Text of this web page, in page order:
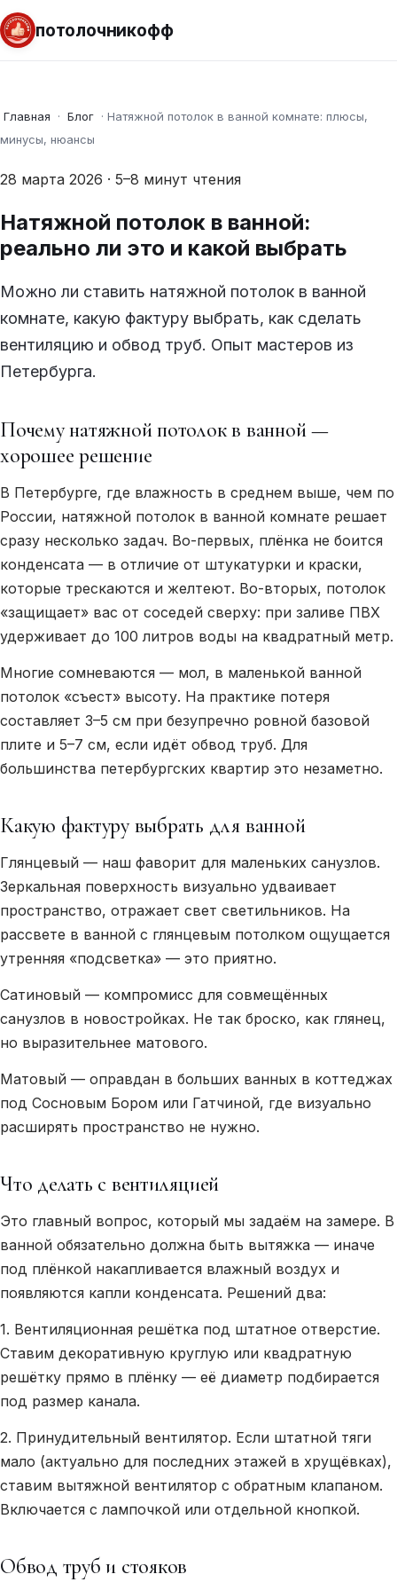
потолочникофф
Главная · Блог · Натяжной потолок в ванной комнате: плюсы,
минусы, нюансы
28 марта 2026 · 5–8 минут чтения
Натяжной потолок в ванной:
реально ли это и какой выбрать
Можно ли ставить натяжной потолок в ванной
комнате, какую фактуру выбрать, как сделать
вентиляцию и обвод труб. Опыт мастеров из
Петербурга.
Почему натяжной потолок в ванной —
хорошее решение
В Петербурге, где влажность в среднем выше, чем по
России, натяжной потолок в ванной комнате решает
сразу несколько задач. Во-первых, плёнка не боится
конденсата — в отличие от штукатурки и краски,
которые трескаются и желтеют. Во-вторых, потолок
«защищает» вас от соседей сверху: при заливе ПВХ
удерживает до 100 литров воды на квадратный метр.
Многие сомневаются — мол, в маленькой ванной
потолок «съест» высоту. На практике потеря
составляет 3–5 см при безупречно ровной базовой
плите и 5–7 см, если идёт обвод труб. Для
большинства петербургских квартир это незаметно.
Какую фактуру выбрать для ванной
Глянцевый — наш фаворит для маленьких санузлов.
Зеркальная поверхность визуально удваивает
пространство, отражает свет светильников. На
рассвете в ванной с глянцевым потолком ощущается
утренняя «подсветка» — это приятно.
Сатиновый — компромисс для совмещённых
санузлов в новостройках. Не так броско, как глянец,
но выразительнее матового.
Матовый — оправдан в больших ванных в коттеджах
под Сосновым Бором или Гатчиной, где визуально
расширять пространство не нужно.
Что делать с вентиляцией
Это главный вопрос, который мы задаём на замере. В
ванной обязательно должна быть вытяжка — иначе
под плёнкой накапливается влажный воздух и
появляются капли конденсата. Решений два:
1. Вентиляционная решётка под штатное отверстие.
Ставим декоративную круглую или квадратную
решётку прямо в плёнку — её диаметр подбирается
под размер канала.
2. Принудительный вентилятор. Если штатной тяги
мало (актуально для последних этажей в хрущёвках),
ставим вытяжной вентилятор с обратным клапаном.
Включается с лампочкой или отдельной кнопкой.
Обвод труб и стояков